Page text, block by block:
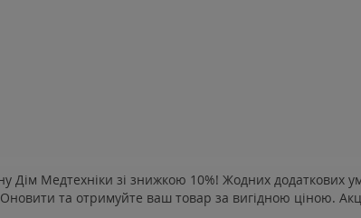
Дім Медтехніки зі знижкою 10%! Жодних додаткових
та отримуйте ваш товар за вигідною ціною.